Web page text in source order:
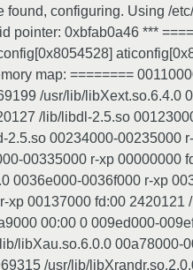
configuring. Using /
pointer: 0xbfab0a46 ***
map: ========
/usr/lib/
/lib/libdl-2.5.so
00234000-
00335000 r-xp
0036e000-0036f000 r-xp
00137000 fd:00
00:00 0 009ed000-
libXau.so.6.0.0
/usr/lib/